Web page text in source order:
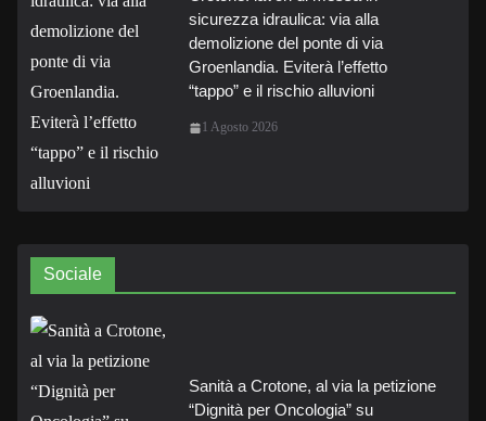
sicurezza idraulica: via alla
demolizione del ponte di via
Groenlandia. Eviterà l’effetto
“tappo” e il rischio alluvioni
1 Agosto 2026
Sociale
Sanità a Crotone, al via la petizione
“Dignità per Oncologia” su